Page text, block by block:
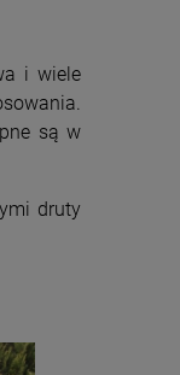
i wiele
są w
druty